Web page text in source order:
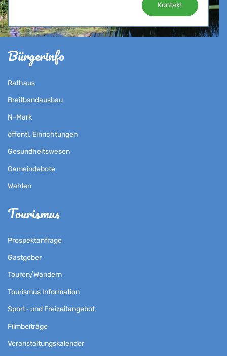
Kontakt
Bürgerinfo
Rathaus
Breitbandausbau
N-Mark
öffentl. Einrichtungen
Gesundheitswesen
Gemeindebote
Wahlen
Tourismus
Prospektanfrage
Gastgeber
Touren/Wandern
Tourismus Information
Sport- und Freizeitangebot
Filmbeiträge
Veranstaltungskalender